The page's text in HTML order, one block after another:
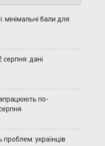
мінімальні бали для
серпня: дані
по-
українців